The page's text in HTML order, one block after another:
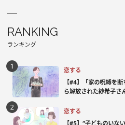
RANKING
ランキング
恋する
【#4】「家の呪縛を
ら解放された紗希子さ
恋する